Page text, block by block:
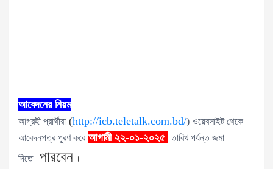
আবেদনের নিয়ম
আগ্রহী প্রার্থীরা (http://icb.teletalk.com.bd/) ওয়েবসাইট থেকে
আবেদনপত্র পূরণ করে আগামী ২২-০১-২০২৫ তারিখ পর্যন্ত জমা
দিতে
পারবেন ।